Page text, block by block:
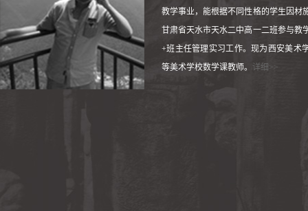
教学事业，能根据不同性格的学生因材
甘肃省天水市天水二中高一二班参与教
+班主任管理实习工作。现为西安美术
等美术学校数学课教师。 详细>>